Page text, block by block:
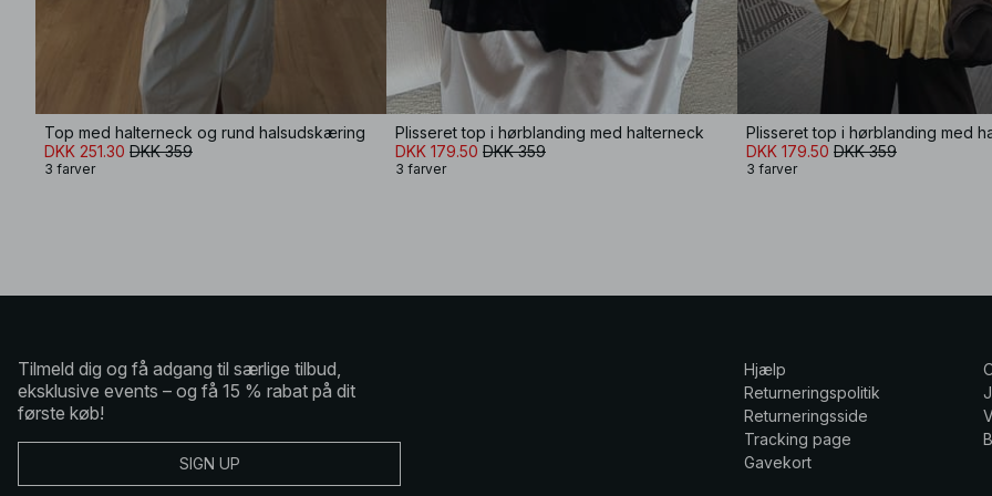
Top med halterneck og rund halsudskæring
DKK 251.30 DKK 359
3 farver
Plisseret top i hørblanding med halterneck
DKK 179.50 DKK 359
3 farver
Plisseret top i hørblanding med
DKK 179.50 DKK 359
3 farver
Tilmeld dig og få adgang til særlige tilbud,
eksklusive events – og få 15 % rabat på dit
første køb!
SIGN UP
Hjælp
Returneringspolitik
Returneringsside
Tracking page
Gavekort